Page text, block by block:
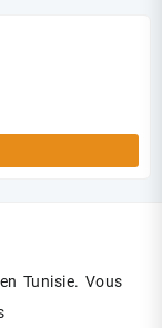
min
Tunisie. Vous